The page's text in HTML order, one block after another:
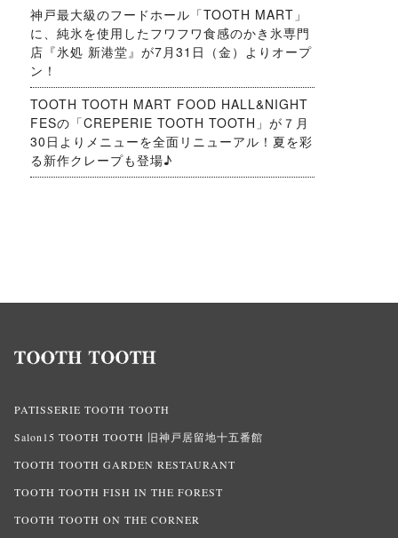
神戸最大級のフードホール「TOOTH MART」
に、純氷を使用したフワフワ食感のかき氷専門
店『氷処 新港堂』が7月31日（金）よりオープ
ン！
TOOTH TOOTH MART FOOD HALL&NIGHT
FESの「CREPERIE TOOTH TOOTH」が７月
30日よりメニューを全面リニューアル！夏を彩
る新作クレープも登場♪
PATISSERIE TOOTH TOOTH
Salon15 TOOTH TOOTH 旧神戸居留地十五番館
TOOTH TOOTH GARDEN RESTAURANT
TOOTH TOOTH FISH IN THE FOREST
TOOTH TOOTH ON THE CORNER